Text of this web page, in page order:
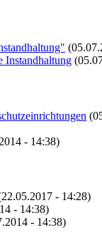
Instandhaltung
- 14:38)
- 14:28)
- 14:38)
- 14:38)